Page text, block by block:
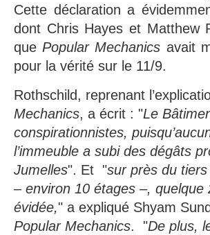
Cette déclaration a
dont Chris Hayes et Matthew
quePopular Mechanics avait
pour la vérité sur le 11/9.
Rothschild, reprenant
Mechanics, a écrit : "Le
conspirationnistes,
l’immeuble a subi des dégâts
Jumelles". Et "sur près du
– environ 10 étages –, quelque
évidée," a expliqué Shyam
Popular Mechanics. "De plus,